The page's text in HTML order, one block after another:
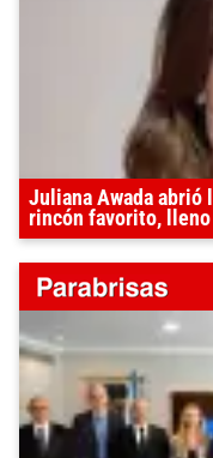
Juliana Awada abrió
rincón favorito,